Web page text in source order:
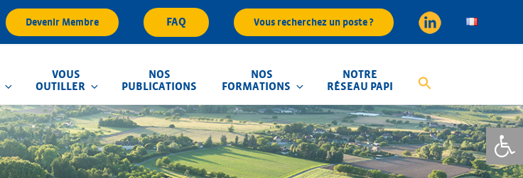
Ouvrir
Devenir Membre FAQ Vous recherchez un poste ?
VOUS
OUTILLER
NOS
PUBLICATIONS
NOS
FORMATIONS
NOTRE
RÉSEAU PAPI